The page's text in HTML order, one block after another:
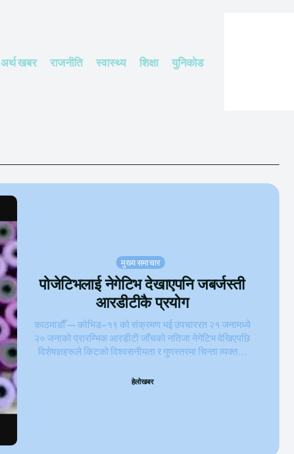
अर्थ खबर राजनीति स्वास्थ्य शिक्षा युनिकोड
मुख्य समाचार
पोजेटिभलाई नेगेटिभ देखाएपनि जबर्जस्ती
आरडीटीकै प्रयोग
काठमाडौँ — कोभिड–१९ को संक्रमण भई उपचाररत २१ जनामध्ये
२० जनाको प्रारम्भिक आरडीटी जाँचको नतिजा नेगेटिभ देखिएपछि
विशेषज्ञहरूले किटको विश्वसनीयता र गुणस्तरमा चिन्ता व्यक्त...
हेलाेखबर